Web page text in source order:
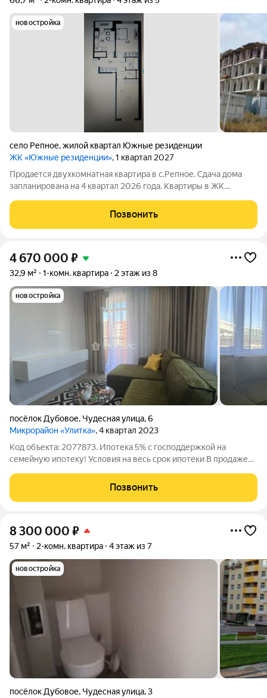
новостройка
село Репное,жилой квартал Южные резиденции
ЖК «Южные резиденции», 1 квартал 2027
Продается двухкомнатная квартира в с.Репное. Сдача дома
запланирована на 4 квартал 2026 года. Квартиры в ЖК
Подходит под семейную ипотеку с пер.взносом 20 процентов.
ЖК «Южные резиденции» расположен
Позвонить
4 670 000 ₽
32,9 м² 1-комн. квартира 2 этаж из 8
новостройка
посёлок Дубовое, Чудесная улица,6
Микрорайон «Улитка», 4 квартал 2023
Код объекта: 2077873. Ипотека 5% с господдержкой на
семейную ипотеку! Условия на весь срок ипотеки В продаже
Основные характеристики: - Материал постройки: кирпично-
монолитный. - Материал
Позвонить
8 300 000 ₽
57 м² 2-комн. квартира 4 этаж из 7
новостройка
посёлок Дубовое, Чудесная улица,3